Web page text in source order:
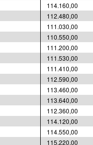
114.160,00
112.480,00
111.030,00
110.550,00
111.200,00
111.530,00
111.410,00
112.590,00
113.460,00
113.640,00
112.360,00
114.120,00
114.550,00
115.220,00